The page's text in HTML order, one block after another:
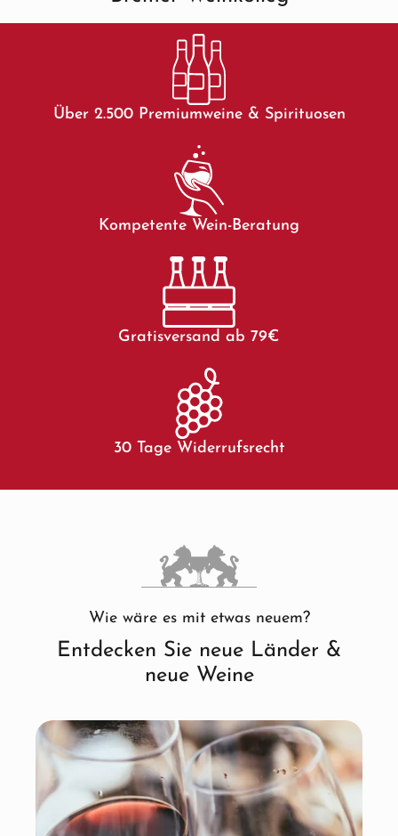
Über 2.500 Premiumweine & Spirituosen
Kompetente Wein-Beratung
Gratisversand ab 79€
30 Tage Widerrufsrecht
Wie wäre es mit etwas neuem?
Entdecken Sie neue Länder &
neue Weine